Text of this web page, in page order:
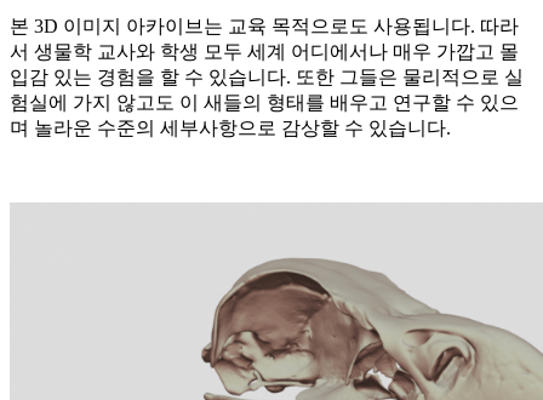
본 3D 이미지 아카이브는 교육 목적으로도 사용됩니다. 따라
서 생물학 교사와 학생 모두 세계 어디에서나 매우 가깝고 몰
입감 있는 경험을 할 수 있습니다. 또한 그들은 물리적으로 실
험실에 가지 않고도 이 새들의 형태를 배우고 연구할 수 있으
며 놀라운 수준의 세부사항으로 감상할 수 있습니다.